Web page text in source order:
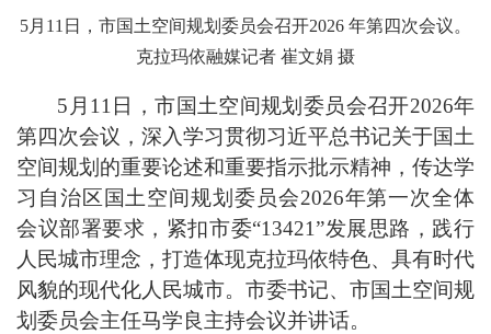
5月11日，市国土空间规划委员会召开2026 年第四次会议。
克拉玛依融媒记者 崔文娟 摄
5月11日，市国土空间规划委员会召开2026年
第四次会议，深入学习贯彻习近平总书记关于国土
空间规划的重要论述和重要指示批示精神，传达学
习自治区国土空间规划委员会2026年第一次全体
会议部署要求，紧扣市委“13421”发展思路，践行
人民城市理念，打造体现克拉玛依特色、具有时代
风貌的现代化人民城市。市委书记、市国土空间规
划委员会主任马学良主持会议并讲话。